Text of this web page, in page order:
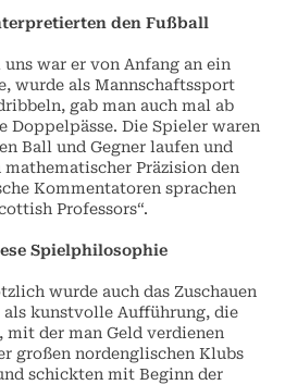
den Fußball
war er von Anfang an ein
wurde als Mannschaftssport
gab man auch mal ab
Doppelpässe. Die Spieler waren
Ball und Gegner laufen und
Präzision den
Kommentatoren sprachen
Professors“.
Spielphilosophie
wurde auch das Zuschauen
als kunstvolle Aufführung, die
mit der man Geld verdienen
großen nordenglischen Klubs
schickten mit Beginn der